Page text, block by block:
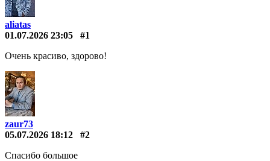
aliatas
01.07.2026 23:05
#1
Очень красиво, здорово!
zaur73
05.07.2026 18:12
#2
Спасибо большое